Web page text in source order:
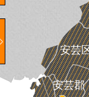
安芸
安芸郡